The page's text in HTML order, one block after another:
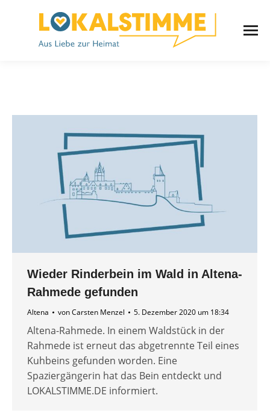
Wieder Rinderbein im Wald in Altena-
Rahmede gefunden
Altena vonCarsten Menzel 5. Dezember 2020 um 18:34
Altena-Rahmede. In einem Waldstück in der
Rahmede ist erneut das abgetrennte Teil eines
Kuhbeins gefunden worden. Eine
Spaziergängerin hat das Bein entdeckt und
LOKALSTIMME.DE informiert.